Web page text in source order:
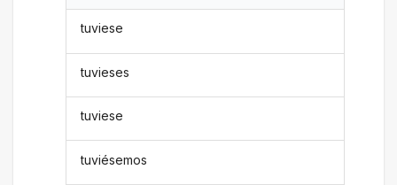
tuviese
tuvieses
tuviese
tuviésemos